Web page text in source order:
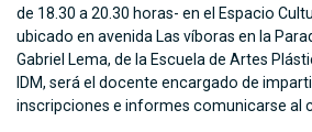
de 18.30 a 20.30 horas- en el Espacio
ubicado en avenida Las víboras en la
Gabriel Lema, de la Escuela de Artes
IDM, será el docente encargado de
inscripciones e informes comunicarse al